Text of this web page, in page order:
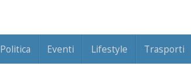
Politica Eventi Lifestyle Trasporti